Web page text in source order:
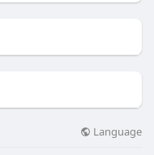
Language